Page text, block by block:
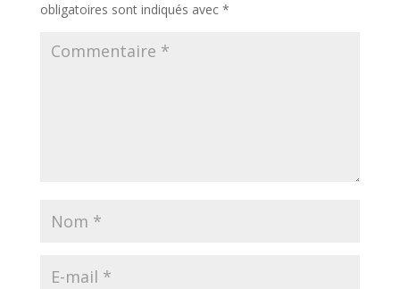
obligatoires sont indiqués avec *